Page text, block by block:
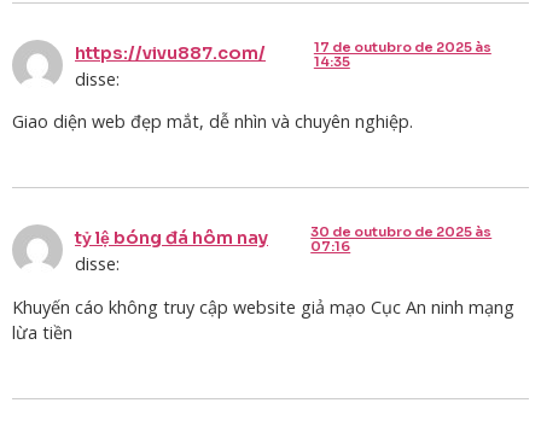
https://vivu887.com/
disse:
17 de outubro de 2025 às
14:35
Giao diện web đẹp mắt, dễ nhìn và chuyên nghiệp.
tỷ lệ bóng đá hôm nay
disse:
30 de outubro de 2025 às
07:16
Khuyến cáo không truy cập website giả mạo Cục An ninh mạng
lừa tiền